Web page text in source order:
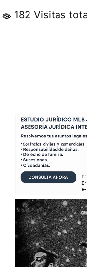
182 Visitas
Ver
imagen
más
grande